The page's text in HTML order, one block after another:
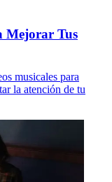
Mejorar Tus
musicales para
la atención de tu